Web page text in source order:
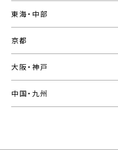
東海・中部
京都
大阪・神戸
中国・九州